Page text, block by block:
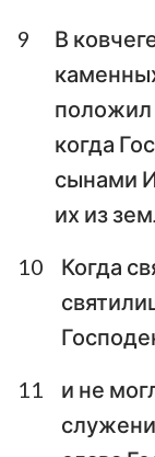
9
В
положил
когда
сынами
их из
10
Когда
11
и не